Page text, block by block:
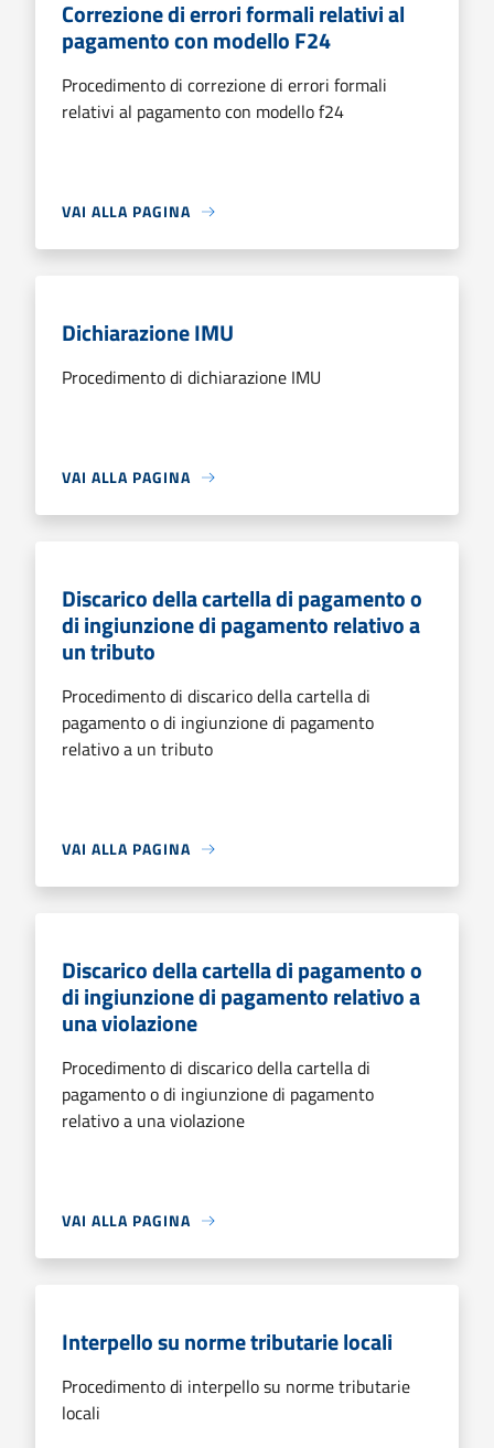
Correzione di errori formali relativi al
pagamento con modello F24
Procedimento di correzione di errori formali
relativi al pagamento con modello f24
VAI ALLA PAGINA
Dichiarazione IMU
Procedimento di dichiarazione IMU
VAI ALLA PAGINA
Discarico della cartella di pagamento o
di ingiunzione di pagamento relativo a
un tributo
Procedimento di discarico della cartella di
pagamento o di ingiunzione di pagamento
relativo a un tributo
VAI ALLA PAGINA
Discarico della cartella di pagamento o
di ingiunzione di pagamento relativo a
una violazione
Procedimento di discarico della cartella di
pagamento o di ingiunzione di pagamento
relativo a una violazione
VAI ALLA PAGINA
Interpello su norme tributarie locali
Procedimento di interpello su norme tributarie
locali